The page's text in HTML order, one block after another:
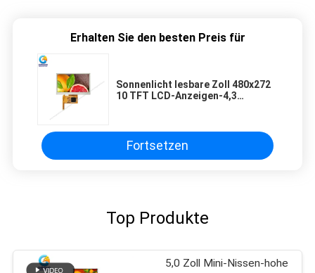
Erhalten Sie den besten Preis für
Sonnenlicht lesbare Zoll 480x272
10 TFT LCD-Anzeigen-4,3
Fortsetzen
Top Produkte
5,0 Zoll Mini-Nissen-hohe